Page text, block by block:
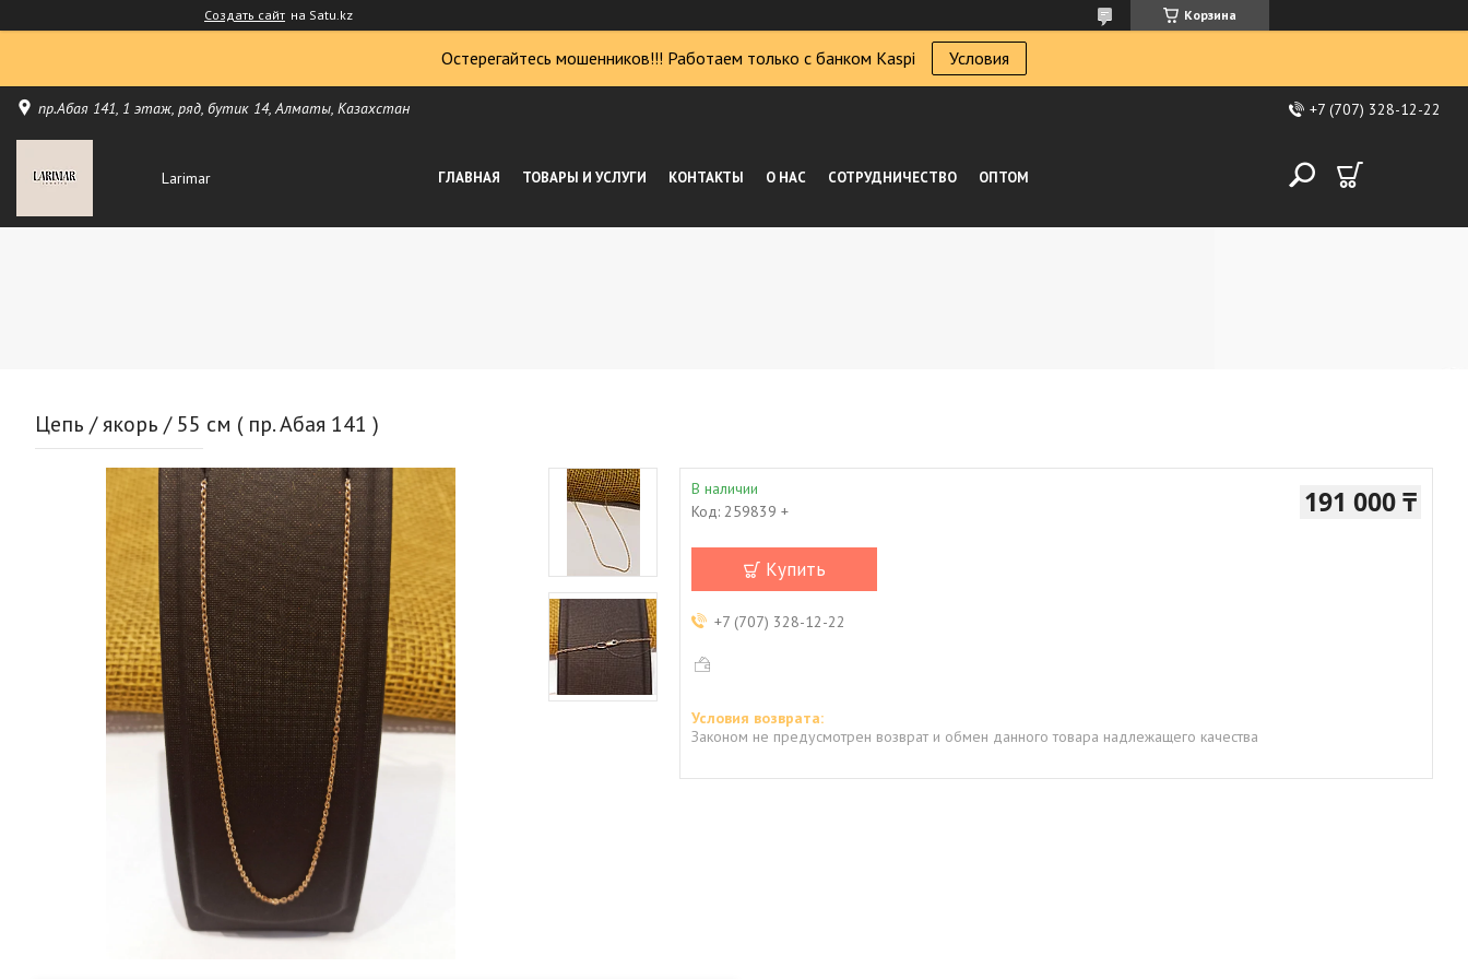
Создать сайт на Satu.kz Корзина
Остерегайтесь мошенников!!! Работаем только с банком Kaspi Условия
пр.Абая 141, 1 этаж, ряд, бутик 14, Алматы, Казахстан +7 (707) 328-12-22
Larimar ГЛАВНАЯ ТОВАРЫ И УСЛУГИ КОНТАКТЫ О НАС СОТРУДНИЧЕСТВО ОПТОМ
Цепь / якорь / 55 см ( пр. Абая 141 )
В наличии
Код: 259839 + 191 000 ₸
Купить
+7 (707) 328-12-22
Законом не предусмотрен возврат и обмен данного товара надлежащего качества